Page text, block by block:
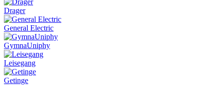
Drager
General Electric
GymnaUniphy
Leisegang
Getinge